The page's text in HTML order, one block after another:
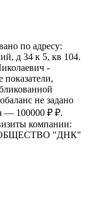
по адресу:
д 34 к 5, кв 104.
-
не задано
— 100000 ₽ ₽.
компании:
ОБЩЕСТВО "ДНК"